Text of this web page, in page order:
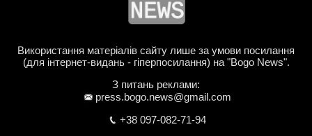
Використання матеріалів сайту лише за умови посилання
(для інтернет-видань - гіперпосилання) на "Bogo News".
З питань реклами:
press.bogo.news@gmail.com
+38 097-082-71-94